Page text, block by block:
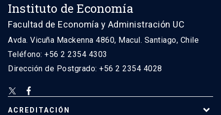
Instituto de Economía
Facultad de Economía y Administración UC
Avda. Vicuña Mackenna 4860, Macul. Santiago, Chile
Teléfono: +56 2 2354 4303
Dirección de Postgrado: +56 2 2354 4028
ACREDITACIÓN